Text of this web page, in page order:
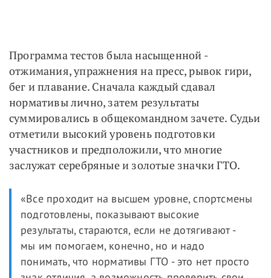
Программа тестов была насыщенной -
отжимания, упражнения на пресс, рывок гири,
бег и плавание. Сначала каждый сдавал
нормативы лично, затем результаты
суммировались в общекомандном зачете. Судьи
отметили высокий уровень подготовки
участников и предположили, что многие
заслужат серебряные и золотые значки ГТО.
«Все проходит на высшем уровне, спортсмены
подготовлены, показывают высокие
результаты, стараются, если не дотягивают -
мы им помогаем, конечно, но и надо
понимать, что нормативы ГТО - это нет просто